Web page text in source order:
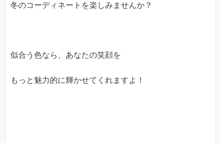
冬のコーディネートを楽しみませんか？
似合う色なら、あなたの笑顔を
もっと魅力的に輝かせてくれますよ！